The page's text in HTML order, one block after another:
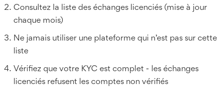
Consultez la liste des échanges licenciés (mise à jour
chaque mois)
Ne jamais utiliser une plateforme qui n’est pas sur cette
liste
Vérifiez que votre KYC est complet - les échanges
licenciés refusent les comptes non vérifiés